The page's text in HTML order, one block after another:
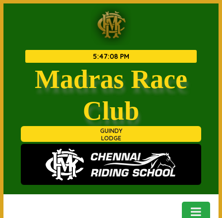
5:47:09 PM
Madras Race
Club
GUINDY
LODGE
